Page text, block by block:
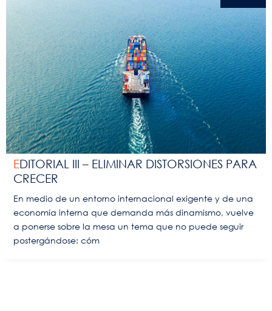
EDITORIAL III – ELIMINAR DISTORSIONES PARA
CRECER
En medio de un entorno internacional exigente y de una
economía interna que demanda más dinamismo, vuelve
a ponerse sobre la mesa un tema que no puede seguir
postergándose: cóm